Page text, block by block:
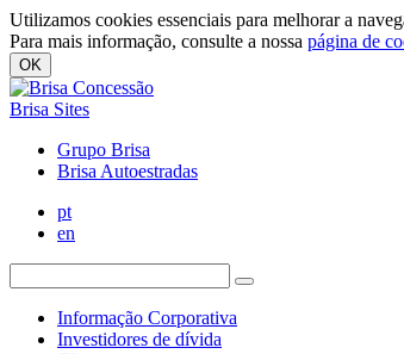
Utilizamos cookies essenciais para melhorar a
Para mais informação, consulte a nossa página de
OK
Brisa Sites
Grupo Brisa
Brisa Autoestradas
pt
en
Informação Corporativa
Investidores de dívida